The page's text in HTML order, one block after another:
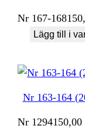
Nr 167-168
Lägg till i
Nr 163-164
Nr 1294150,00